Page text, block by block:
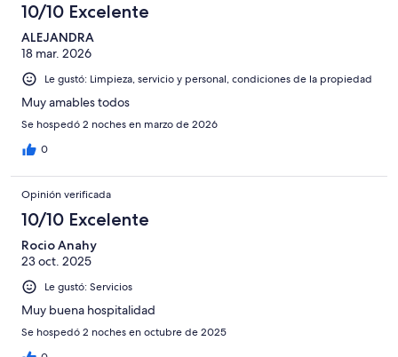
10/10 Excelente
ALEJANDRA
18 mar. 2026
Le gustó: Limpieza, servicio y personal, condiciones de la propiedad
Muy amables todos
Se hospedó 2 noches en marzo de 2026
0
Opinión verificada
10/10 Excelente
Rocio Anahy
23 oct. 2025
Le gustó: Servicios
Muy buena hospitalidad
Se hospedó 2 noches en octubre de 2025